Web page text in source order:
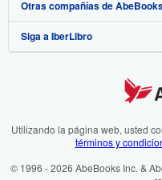
Mis pedidos
Ver carrito
Recomiende un vendedor
Medios
Empleo
Preferencias de cookies
Aviso de cookies
Preguntas frecuentes y guías
Atención al Cliente
Otras compañías de
AbeBooks.com
AbeBooks.fr
Siga a IberLibro
Utilizando la página web, usted
términos y
© 1996 - 2026 AbeBooks Inc. &